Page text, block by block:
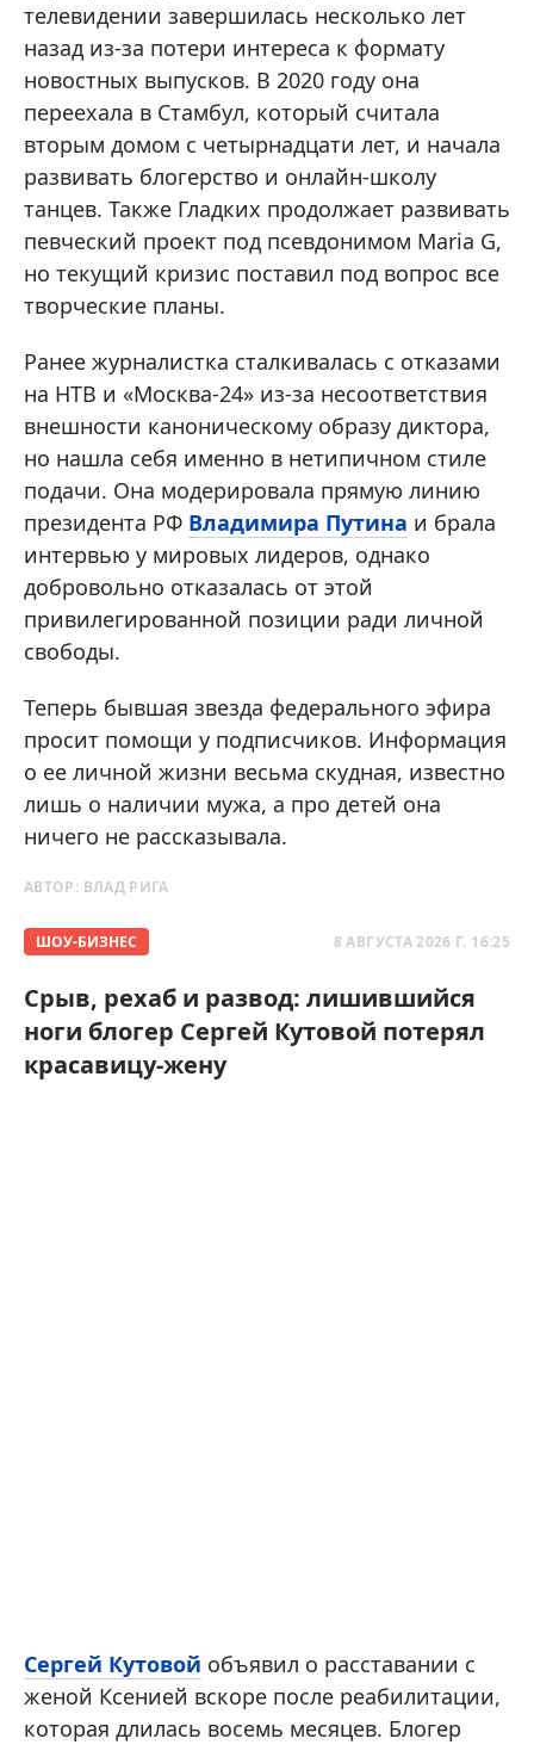
телевидении завершилась несколько лет
назад из-за потери интереса к формату
новостных выпусков. В 2020 году она
переехала в Стамбул, который считала
вторым домом с четырнадцати лет, и начала
развивать блогерство и онлайн-школу
танцев. Также Гладких продолжает развивать
певческий проект под псевдонимом Maria G,
но текущий кризис поставил под вопрос все
творческие планы.
Ранее журналистка сталкивалась с отказами
на НТВ и «Москва-24» из-за несоответствия
внешности каноническому образу диктора,
но нашла себя именно в нетипичном стиле
подачи. Она модерировала прямую линию
президента РФ Владимира Путина и брала
интервью у мировых лидеров, однако
добровольно отказалась от этой
привилегированной позиции ради личной
свободы.
Теперь бывшая звезда федерального эфира
просит помощи у подписчиков. Информация
о ее личной жизни весьма скудная, известно
лишь о наличии мужа, а про детей она
ничего не рассказывала.
АВТОР: ВЛАД РИГА
ШОУ-БИЗНЕС 8 АВГУСТА 2026 Г. 16:25
Срыв, рехаб и развод: лишившийся
ноги блогер Сергей Кутовой потерял
красавицу-жену
Сергей Кутовой объявил о расставании с
женой Ксенией вскоре после реабилитации,
которая длилась восемь месяцев. Блогер